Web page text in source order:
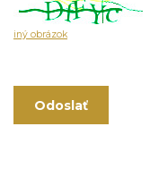
iný obrázok